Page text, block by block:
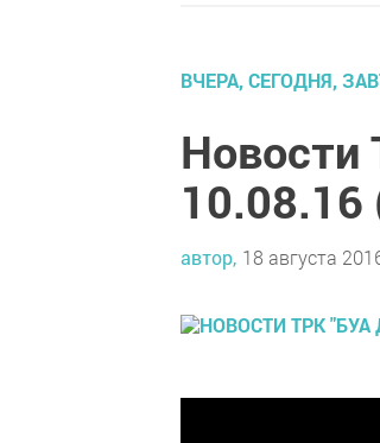
ВЧЕРА, СЕГОДНЯ,
Новости
автор, 18 августа